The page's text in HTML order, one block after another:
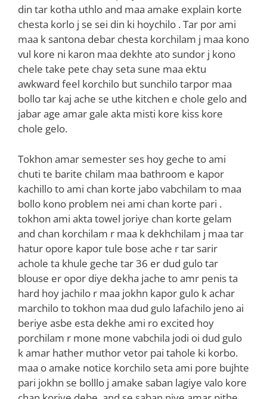
din tar kotha uthlo and maa amake explain korte
chesta korlo j se sei din ki hoychilo . Tar por ami
maa k santona debar chesta korchilam j maa kono
vul kore ni karon maa dekhte ato sundor j kono
chele take pete chay seta sune maa ektu
awkward feel korchilo but sunchilo tarpor maa
bollo tar kaj ache se uthe kitchen e chole gelo and
jabar age amar gale akta misti kore kiss kore
chole gelo.
Tokhon amar semester ses hoy geche to ami
chuti te barite chilam maa bathroom e kapor
kachillo to ami chan korte jabo vabchilam to maa
bollo kono problem nei ami chan korte pari .
tokhon ami akta towel joriye chan korte gelam
and chan korchilam r maa k dekhchilam j maa tar
hatur opore kapor tule bose ache r tar sarir
achole ta khule geche tar 36 er dud gulo tar
blouse er opor diye dekha jache to amr penis ta
hard hoy jachilo r maa jokhn kapor gulo k achar
marchilo to tokhon maa dud gulo lafachilo jeno ai
beriye asbe esta dekhe ami ro excited hoy
porchilam r mone mone vabchila jodi oi dud gulo
k amar hather muthor vetor pai tahole ki korbo.
maa o amake notice korchilo seta ami pore bujhte
pari jokhn se bolllo j amake saban lagiye valo kore